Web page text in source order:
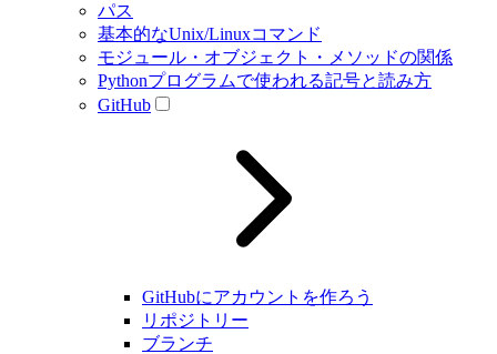
パス
基本的なUnix/Linuxコマンド
モジュール・オブジェクト・メソッドの関係
Pythonプログラムで使われる記号と読み方
GitHub
GitHubにアカウントを作ろう
リポジトリー
ブランチ